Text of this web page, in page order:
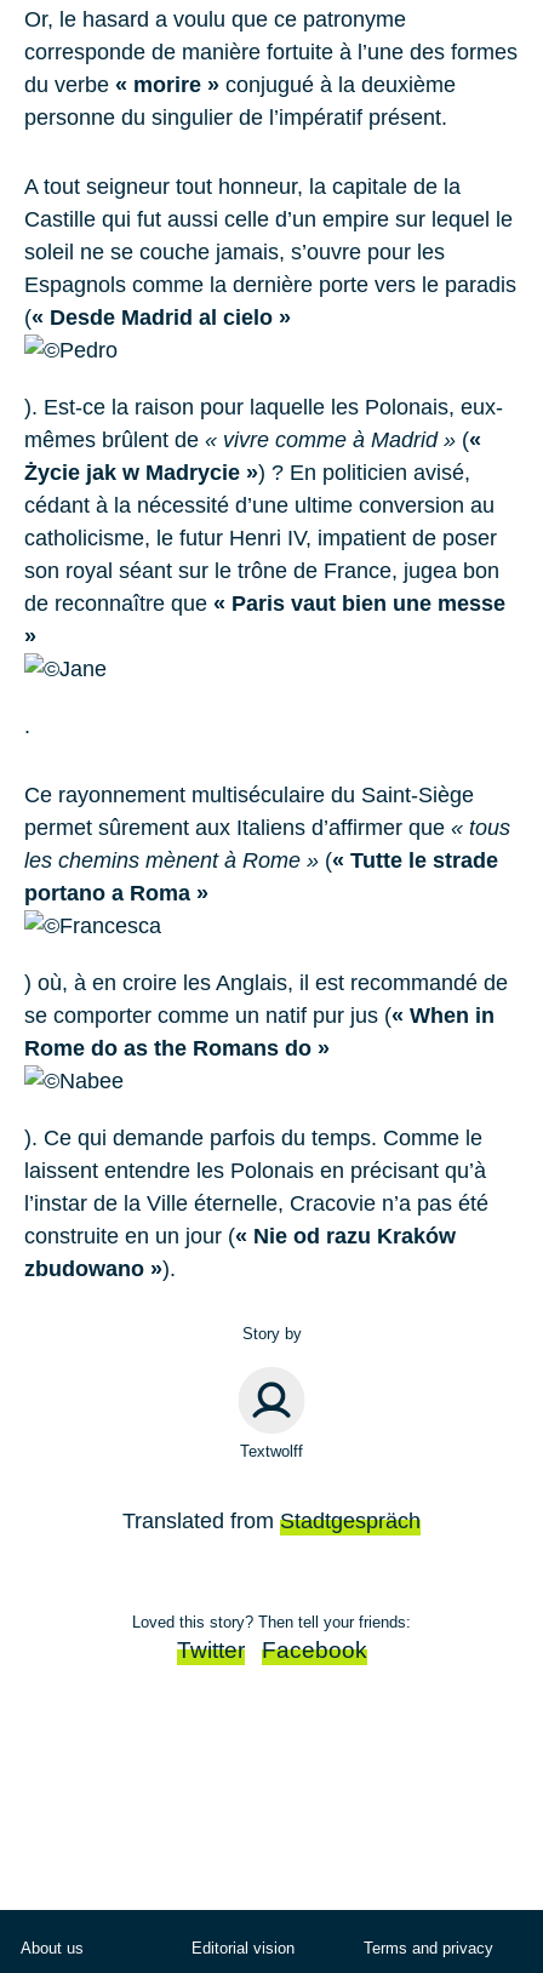
Or, le hasard a voulu que ce patronyme
corresponde de manière fortuite à l’une des formes
du verbe « morire » conjugué à la deuxième
personne du singulier de l’impératif présent.
A tout seigneur tout honneur, la capitale de la
Castille qui fut aussi celle d’un empire sur lequel le
soleil ne se couche jamais, s’ouvre pour les
Espagnols comme la dernière porte vers le paradis
(« Desde Madrid al cielo »
). Est-ce la raison pour laquelle les Polonais, eux-
mêmes brûlent de « vivre comme à Madrid » («
Życie jak w Madrycie ») ? En politicien avisé,
cédant à la nécessité d’une ultime conversion au
catholicisme, le futur Henri IV, impatient de poser
son royal séant sur le trône de France, jugea bon
de reconnaître que « Paris vaut bien une messe
»
.
Ce rayonnement multiséculaire du Saint-Siège
permet sûrement aux Italiens d’affirmer que « tous
les chemins mènent à Rome » (« Tutte le strade
portano a Roma »
) où, à en croire les Anglais, il est recommandé de
se comporter comme un natif pur jus (« When in
Rome do as the Romans do »
). Ce qui demande parfois du temps. Comme le
laissent entendre les Polonais en précisant qu’à
l’instar de la Ville éternelle, Cracovie n’a pas été
construite en un jour (« Nie od razu Kraków
zbudowano »).
Story by
Textwolff
Translated from Stadtgespräch
Loved this story? Then tell your friends:
Twitter Facebook
About us Editorial vision Terms and privacy